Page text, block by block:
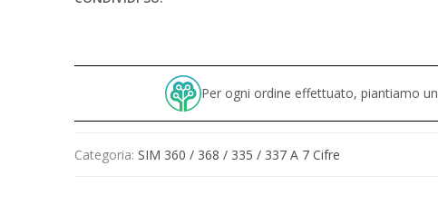
Per ogni ordine effettuato, piantiamo
Categoria: SIM 360 / 368 / 335 / 337 A 7 Cifre